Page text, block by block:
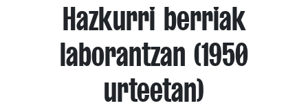
Hazkurri berriak
laborantzan (1950
urteetan)